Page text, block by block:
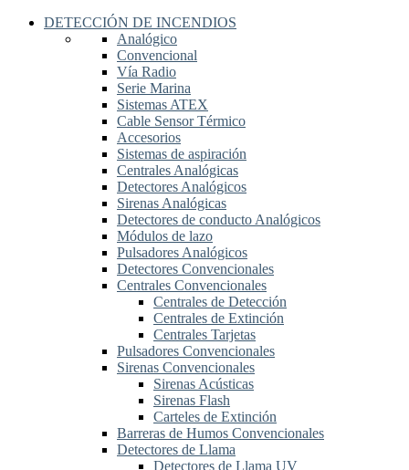
DETECCIÓN DE INCENDIOS
Analógico
Convencional
Vía Radio
Serie Marina
Sistemas ATEX
Cable Sensor Térmico
Accesorios
Sistemas de aspiración
Centrales Analógicas
Detectores Analógicos
Sirenas Analógicas
Detectores de conducto Analógicos
Módulos de lazo
Pulsadores Analógicos
Detectores Convencionales
Centrales Convencionales
Centrales de Detección
Centrales de Extinción
Centrales Tarjetas
Pulsadores Convencionales
Sirenas Convencionales
Sirenas Acústicas
Sirenas Flash
Carteles de Extinción
Barreras de Humos Convencionales
Detectores de Llama
Detectores de Llama UV